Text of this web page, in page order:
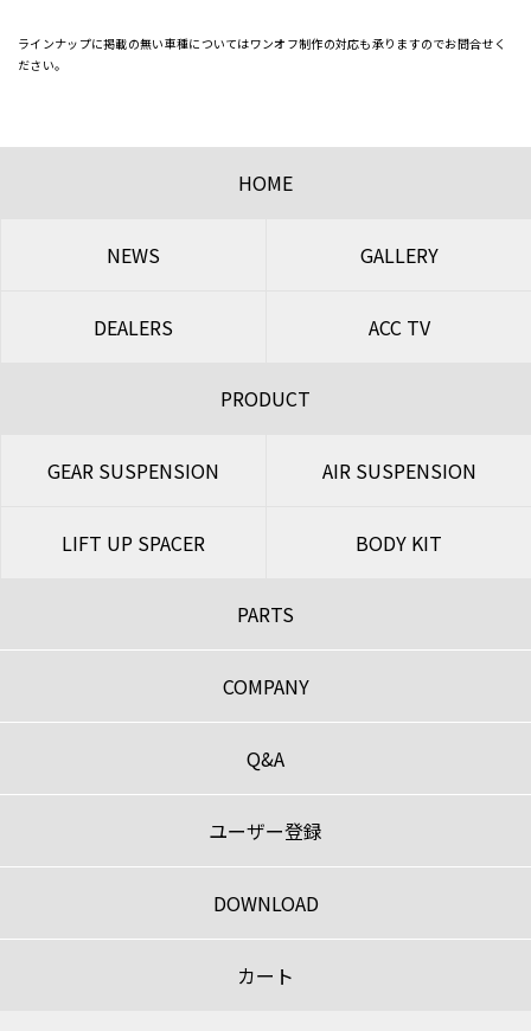
ラインナップに掲載の無い車種についてはワンオフ制作の対応も承りますのでお問合せく
ださい。
HOME
NEWS GALLERY
DEALERS ACC TV
PRODUCT
GEAR SUSPENSION AIR SUSPENSION
LIFT UP SPACER BODY KIT
PARTS
COMPANY
Q&A
ユーザー登録
DOWNLOAD
カート